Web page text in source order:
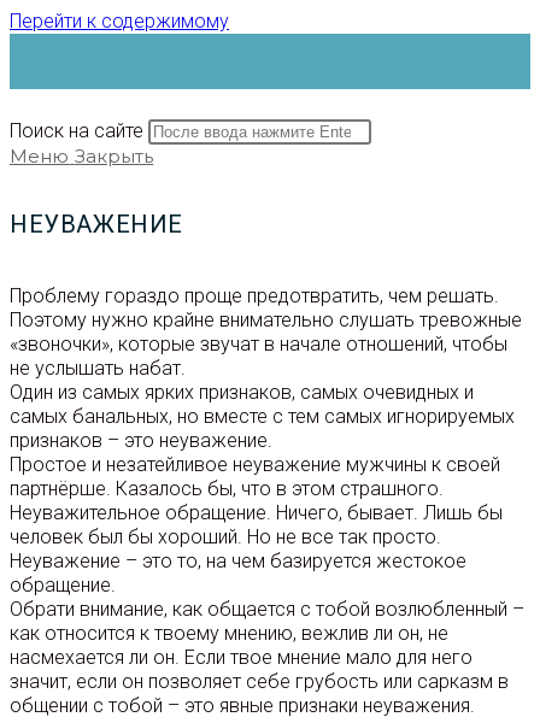
Перейти к содержимому
Поиск на сайте
Меню Закрыть
НЕУВАЖЕНИЕ
Проблему гораздо проще предотвратить, чем решать.
Поэтому нужно крайне внимательно слушать тревожные
«звоночки», которые звучат в начале отношений, чтобы
не услышать набат.
Один из самых ярких признаков, самых очевидных и
самых банальных, но вместе с тем самых игнорируемых
признаков – это неуважение.
Простое и незатейливое неуважение мужчины к своей
партнёрше. Казалось бы, что в этом страшного.
Неуважительное обращение. Ничего, бывает. Лишь бы
человек был бы хороший. Но не все так просто.
Неуважение – это то, на чем базируется жестокое
обращение.
Обрати внимание, как общается с тобой возлюбленный –
как относится к твоему мнению, вежлив ли он, не
насмехается ли он. Если твое мнение мало для него
значит, если он позволяет себе грубость или сарказм в
общении с тобой – это явные признаки неуважения.